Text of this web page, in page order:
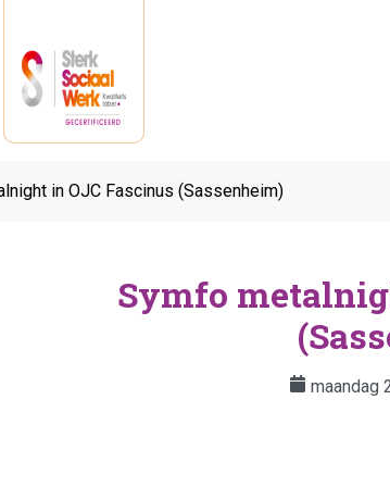
in OJC Fascinus (Sassenheim)
Symfo
maandag